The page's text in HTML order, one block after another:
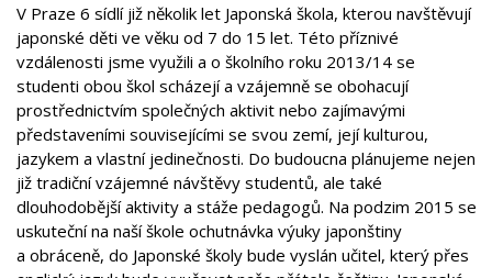
V Praze 6 sídlí již několik let Japonská škola, kterou navštěvují
japonské děti ve věku od 7 do 15 let. Této příznivé
vzdálenosti jsme využili a o školního roku 2013/14 se
studenti obou škol scházejí a vzájemně se obohacují
prostřednictvím společných aktivit nebo zajímavými
představeními souvisejícími se svou zemí, její kulturou,
jazykem a vlastní jedinečnosti. Do budoucna plánujeme nejen
již tradiční vzájemné návštěvy studentů, ale také
dlouhodobější aktivity a stáže pedagogů. Na podzim 2015 se
uskuteční na naší škole ochutnávka výuky japonštiny
a obráceně, do Japonské školy bude vyslán učitel, který přes